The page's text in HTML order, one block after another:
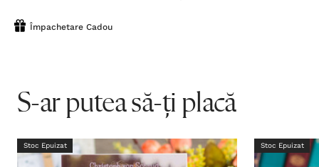
Împachetare Cadou
S-ar putea să-ți placă
Stoc Epuizat Stoc Epuizat